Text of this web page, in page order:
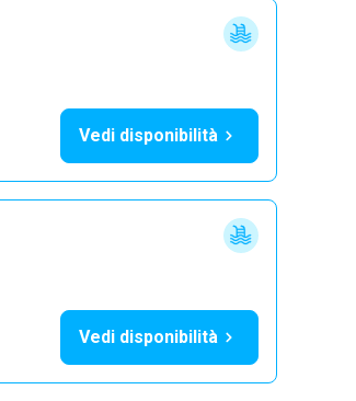
Vedi disponibilità
Vedi disponibilità